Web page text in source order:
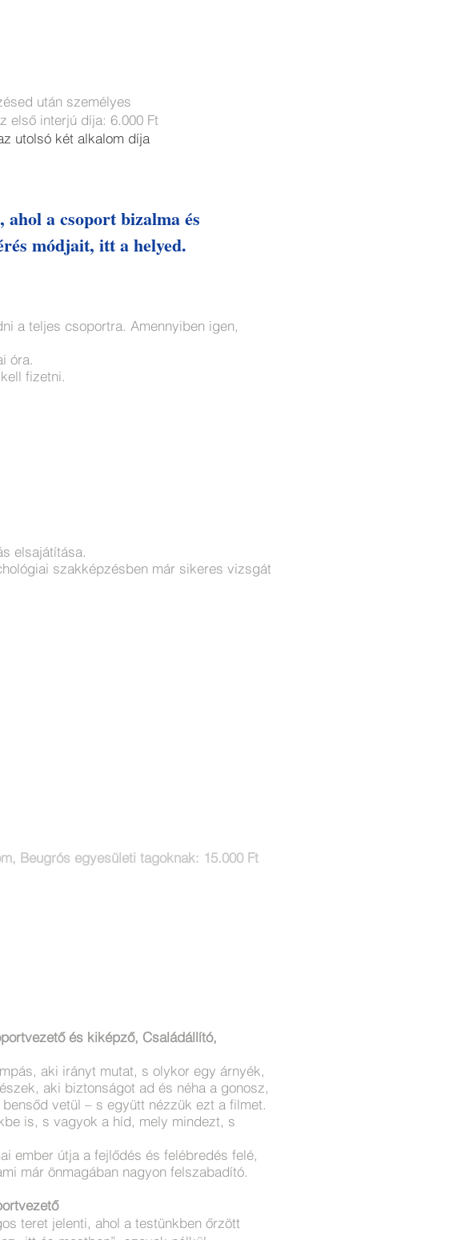
után személyes
első interjú díja: 6.000 Ft
utolsó két alkalom díja
a csoport bizalma és
módjait, itt a helyed.
a teljes csoportra. Amennyiben igen,
óra.
fizetni.
elsajátítása.
szakképzésben már sikeres vizsgát
Beugrós egyesületi tagoknak: 15.000 Ft
és kiképző, Családállító,
aki irányt mutat, s olykor egy árnyék,
aki biztonságot ad és néha a gonosz,
vetül – s együtt nézzük ezt a filmet.
is, s vagyok a híd, mely mindezt, s
ember útja a fejlődés és felébredés felé,
már önmagában nagyon felszabadító.
teret jelenti, ahol a testünkben őrzött